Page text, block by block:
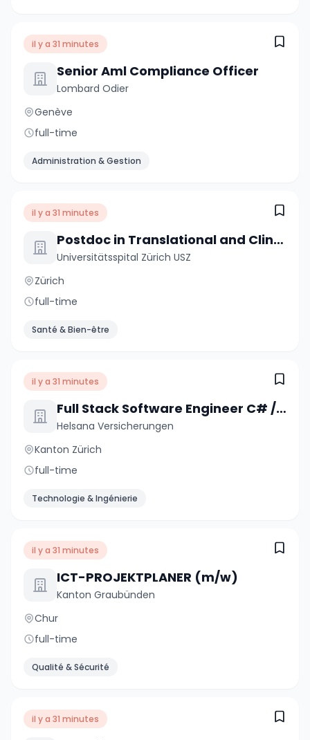
il y a 31 minutes
Senior Aml Compliance Officer
Lombard Odier
Genève
full-time
Administration & Gestion
il y a 31 minutes
Postdoc in Translational and Clinical Sarcoidosis Research 80-100%
Universitätsspital Zürich USZ
Zürich
full-time
Santé & Bien-être
il y a 31 minutes
Full Stack Software Engineer C# / .NET / React (a) 80-100%
Helsana Versicherungen
Kanton Zürich
full-time
Technologie & Ingénierie
il y a 31 minutes
ICT-PROJEKTPLANER (m/w)
Kanton Graubünden
Chur
full-time
Qualité & Sécurité
il y a 31 minutes